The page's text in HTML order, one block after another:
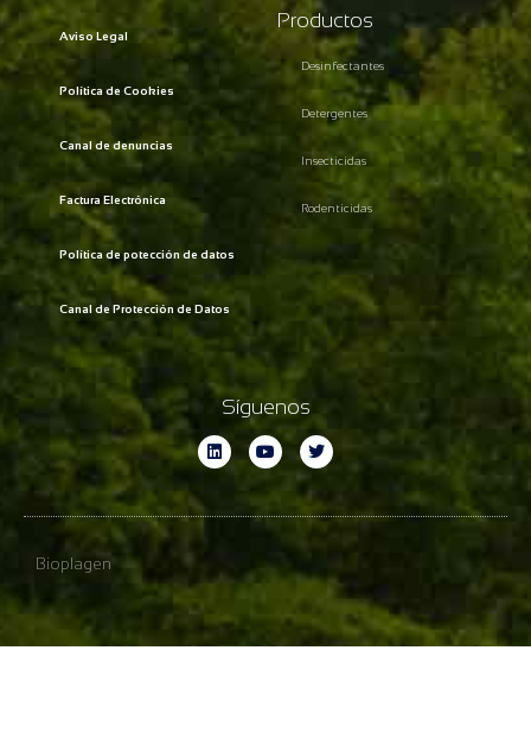
Aviso Legal
Política de Cookies
Canal de denuncias
Factura Electrónica
Política de potección de datos
Canal de Protección de Datos
Productos
Desinfectantes
Detergentes
Insecticidas
Rodenticidas
Síguenos
Bioplagen